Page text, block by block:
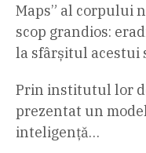
Maps” al corpului
scop grandios:
la sfârșitul acestui
Prin institutul lor
prezentat un
inteligență…